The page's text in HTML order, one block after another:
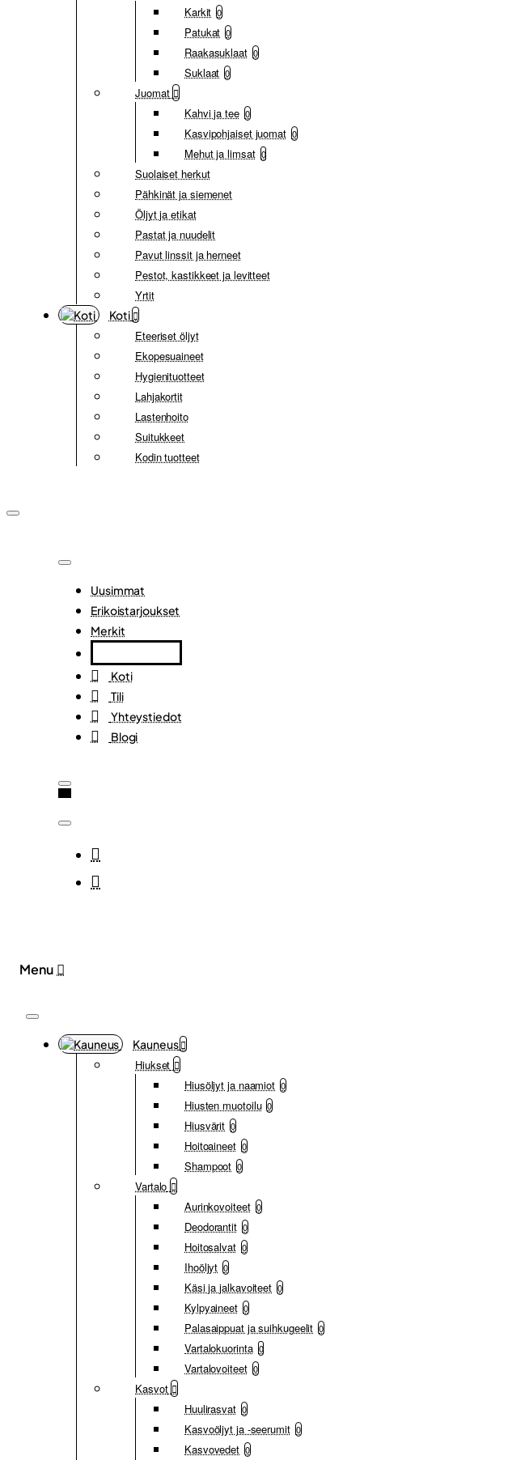
Karkit 0
Patukat 0
Raakasuklaat 0
Suklaat 0
Juomat
Kahvi ja tee 0
Kasvipohjaiset juomat 0
Mehut ja limsat 0
Suolaiset herkut
Pähkinät ja siemenet
Öljyt ja etikat
Pastat ja nuudelit
Pavut linssit ja herneet
Pestot, kastikkeet ja levitteet
Yrtit
Koti
Eteeriset öljyt
Ekopesuaineet
Hygienituotteet
Lahjakortit
Lastenhoito
Suitukkeet
Kodin tuotteet
Uusimmat
Erikoistarjoukset
Merkit
Koti
Tili
Yhteystiedot
Blogi
Kauneus
Hiukset
Hiusöljyt ja naamiot 0
Hiusten muotoilu 0
Hiusvärit 0
Hoitoaineet 0
Shampoot 0
Vartalo
Aurinkovoiteet 0
Deodorantit 0
Hoitosalvat 0
Ihoöljyt 0
Käsi ja jalkavoiteet 0
Kylpyaineet 0
Palasaippuat ja suihkugeelit 0
Vartalokuorinta 0
Vartalovoiteet 0
Kasvot
Huulirasvat 0
Kasvoöljyt ja -seerumit 0
Kasvovedet 0